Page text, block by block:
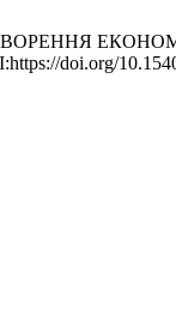
doi.org/